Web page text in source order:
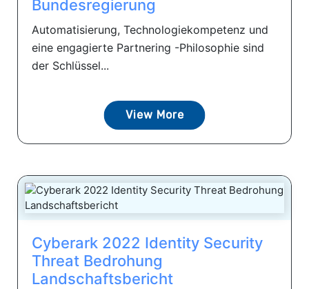
Bundesregierung
Automatisierung, Technologiekompetenz und
eine engagierte Partnering -Philosophie sind
der Schlüssel...
View More
Cyberark 2022 Identity Security
Threat Bedrohung
Landschaftsbericht